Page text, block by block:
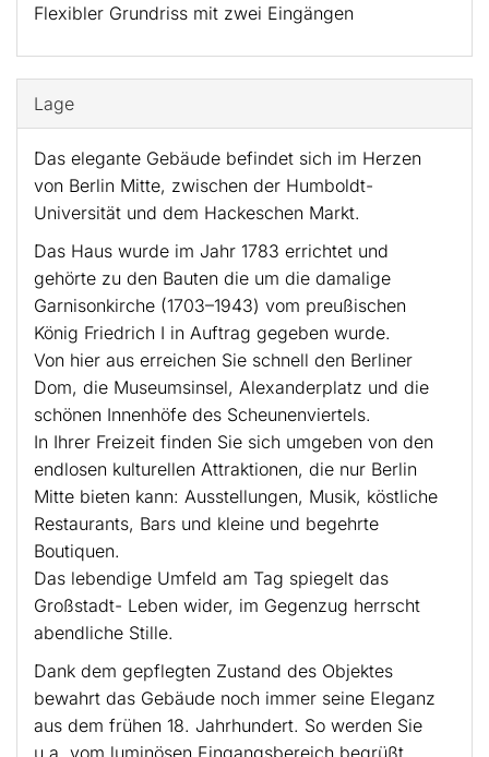
Flexibler Grundriss mit zwei Eingängen
Lage
Das elegante Gebäude befindet sich im Herzen
von Berlin Mitte, zwischen der Humboldt-
Universität und dem Hackeschen Markt.
Das Haus wurde im Jahr 1783 errichtet und
gehörte zu den Bauten die um die damalige
Garnisonkirche (1703–1943) vom preußischen
König Friedrich I in Auftrag gegeben wurde.
Von hier aus erreichen Sie schnell den Berliner
Dom, die Museumsinsel, Alexanderplatz und die
schönen Innenhöfe des Scheunenviertels.
In Ihrer Freizeit finden Sie sich umgeben von den
endlosen kulturellen Attraktionen, die nur Berlin
Mitte bieten kann: Ausstellungen, Musik, köstliche
Restaurants, Bars und kleine und begehrte
Boutiquen.
Das lebendige Umfeld am Tag spiegelt das
Großstadt- Leben wider, im Gegenzug herrscht
abendliche Stille.
Dank dem gepflegten Zustand des Objektes
bewahrt das Gebäude noch immer seine Eleganz
aus dem frühen 18. Jahrhundert. So werden Sie
u.a. vom luminösen Eingangsbereich begrüßt,